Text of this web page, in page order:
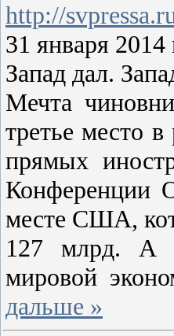
http://
31 января
Запад дал.
Мечта
третье место
прямых
Конференции
месте США,
127 млрд. А
мировой
дальше »